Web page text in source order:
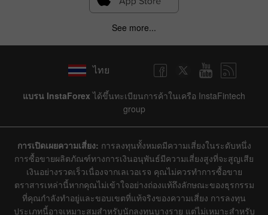
See more...
ไทย
แบรน InstaForex ได้ขึ้นทะเบียนการค้าในเครือ InstaFintech
group
การเปิดเผยความเสี่ยง: การลงทุนทั้งหมดมีความเสี่ยงในระดับหนึ่ง
การซื้อขายผลิตภัณฑ์ทางการเงินอนุพันธ์มีความเสี่ยงสูงที่จะสูญเสีย
เงินอย่างรวดเร็วเนื่องจากเลเวอเรจ คุณไม่ควรทำการซื้อขาย
ตราสารเหล่านี้หากคุณไม่เข้าใจอย่างถ่องแท้ถึงลักษณะของธุรกรรม
ที่คุณกำลังทำอยู่และขอบเขตที่แท้จริงของความเสี่ยง การลงทุน
ประเภทนี้อาจเหมาะสมสำหรับนักลงทุนบางราย แต่ไม่เหมาะสำหรับ